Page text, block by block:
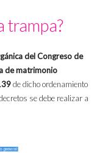
trampa?
del Congreso de
de matrimonio
de dicho ordenamiento
se debe realizar a